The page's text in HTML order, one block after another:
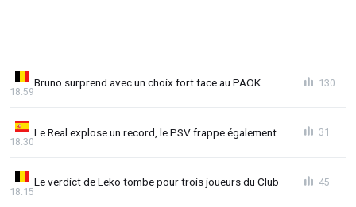
Bruno surprend avec un choix fort face au PAOK
18:59
130
Le Real explose un record, le PSV frappe également
18:30
31
Le verdict de Leko tombe pour trois joueurs du Club
18:15
45